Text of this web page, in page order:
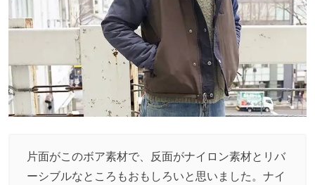
片面がこのボア素材で、反面がナイロン素材とリバ
ーシブルなところもおもしろいと思いました。ナイ